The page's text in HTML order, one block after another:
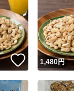
ユー
めた一定の基準を
いいね！
1,480円